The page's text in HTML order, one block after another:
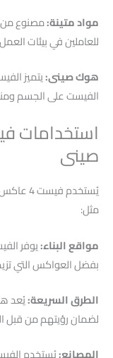
مواد متينة:مصنوع من
للعاملين في بيئات
هوك صينى:يتميز
الفيست على الجسم
صينى
مثل:
مواقع البناء:يوفر
بفضل العواكس التي
الطرق السريعة:يُعد
لضمان رؤيتهم من قبل